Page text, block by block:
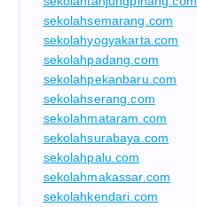
sekolahsemarang.com
sekolahyogyakarta.com
sekolahpadang.com
sekolahpekanbaru.com
sekolahserang.com
sekolahmataram.com
sekolahsurabaya.com
sekolahpalu.com
sekolahmakassar.com
sekolahkendari.com